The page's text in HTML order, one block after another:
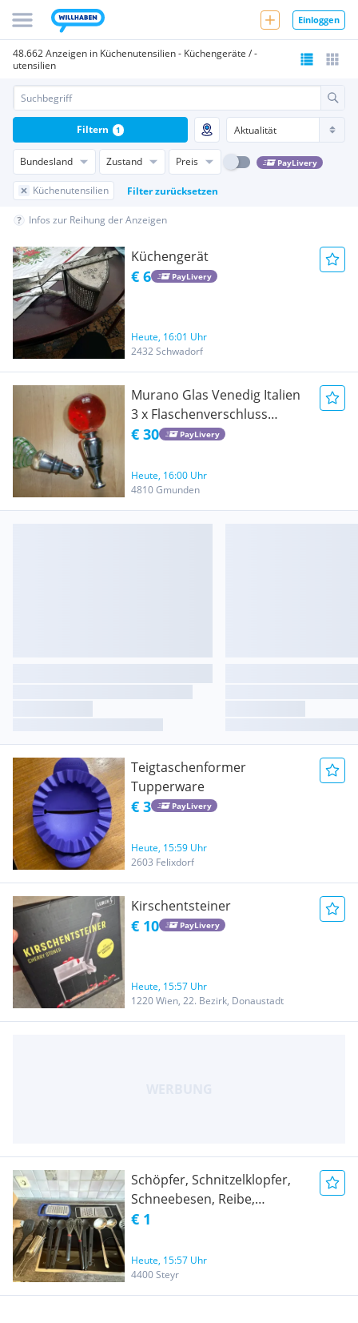
Einloggen
48.662 Anzeigen in Küchenutensilien - Küchengeräte / -
utensilien
Bundesland Zustand Preis PayLivery
Küchenutensilien Filter zurücksetzen
Filtern 1
Infos zur Reihung der Anzeigen
Küchengerät
€ 6 PayLivery
Heute, 16:01 Uhr
2432 Schwadorf
Murano Glas Venedig Italien
3 x Flaschenverschluss
Flaschen Stoppel Stöpsel
€ 30 PayLivery
Heute, 16:00 Uhr
4810 Gmunden
Teigtaschenformer
Tupperware
€ 3 PayLivery
Heute, 15:59 Uhr
2603 Felixdorf
Kirschentsteiner
€ 10 PayLivery
Heute, 15:57 Uhr
1220 Wien, 22. Bezirk, Donaustadt
Schöpfer, Schnitzelklopfer,
Schneebesen, Reibe,
Salatbesteck
€ 1
Heute, 15:57 Uhr
4400 Steyr